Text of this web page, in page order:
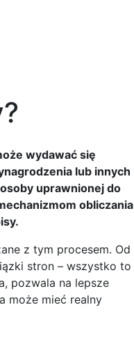
wydawać się
lub innych
uprawnionej do
obliczania
z tym procesem. Od
stron – wszystko to
pozwala na lepsze
może mieć realny